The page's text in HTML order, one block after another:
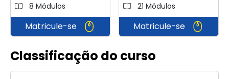
8 Módulos
Matricule-se
21 Módulos
Matricule-se
Classificação do curso